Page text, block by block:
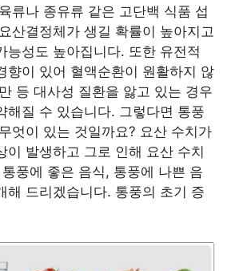
류나 종유류 같은 고단백 식품 섭
산결정체가 생길 확률이 높아지고
능성도 높아집니다. 또한 유전적
향이 있어 혈액순환이 원활하지 않
등 대사성 질환을 앓고 있는 경우
해질 수 있습니다. 그렇다면 통풍
엇이 있는 것일까요? 요산 수치가
이 발생하고 그로 인해 요산 수치
풍에 좋은 음식, 통풍에 나쁜 음
해 드리겠습니다. 통풍의 초기 증